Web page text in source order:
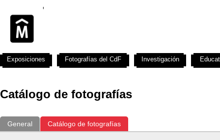
Catálogo de fotografías
General Catálogo de fotografías
Exposiciones Fotografías del CdF Investigación